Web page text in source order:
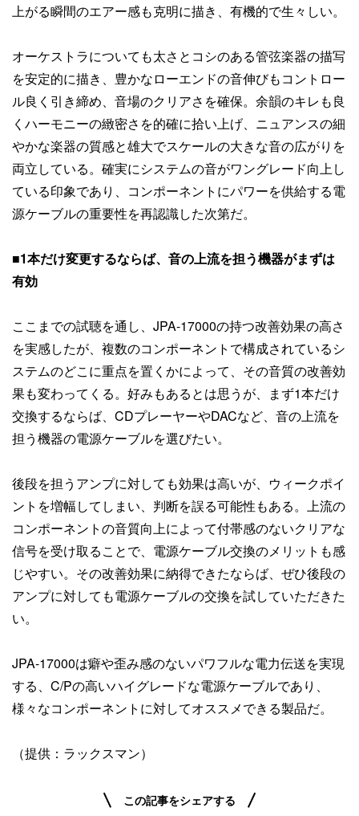
上がる瞬間のエアー感も克明に描き、有機的で生々しい。
オーケストラについても太さとコシのある管弦楽器の描写
を安定的に描き、豊かなローエンドの音伸びもコントロー
ル良く引き締め、音場のクリアさを確保。余韻のキレも良
くハーモニーの緻密さを的確に拾い上げ、ニュアンスの細
やかな楽器の質感と雄大でスケールの大きな音の広がりを
両立している。確実にシステムの音がワングレード向上し
ている印象であり、コンポーネントにパワーを供給する電
源ケーブルの重要性を再認識した次第だ。
■1本だけ変更するならば、音の上流を担う機器がまずは
有効
ここまでの試聴を通し、JPA-17000の持つ改善効果の高さ
を実感したが、複数のコンポーネントで構成されているシ
ステムのどこに重点を置くかによって、その音質の改善効
果も変わってくる。好みもあるとは思うが、まず1本だけ
交換するならば、CDプレーヤーやDACなど、音の上流を
担う機器の電源ケーブルを選びたい。
後段を担うアンプに対しても効果は高いが、ウィークポイ
ントを増幅してしまい、判断を誤る可能性もある。上流の
コンポーネントの音質向上によって付帯感のないクリアな
信号を受け取ることで、電源ケーブル交換のメリットも感
じやすい。その改善効果に納得できたならば、ぜひ後段の
アンプに対しても電源ケーブルの交換を試していただきた
い。
JPA-17000は癖や歪み感のないパワフルな電力伝送を実現
する、C/Pの高いハイグレードな電源ケーブルであり、
様々なコンポーネントに対してオススメできる製品だ。
（提供：ラックスマン）
この記事をシェアする